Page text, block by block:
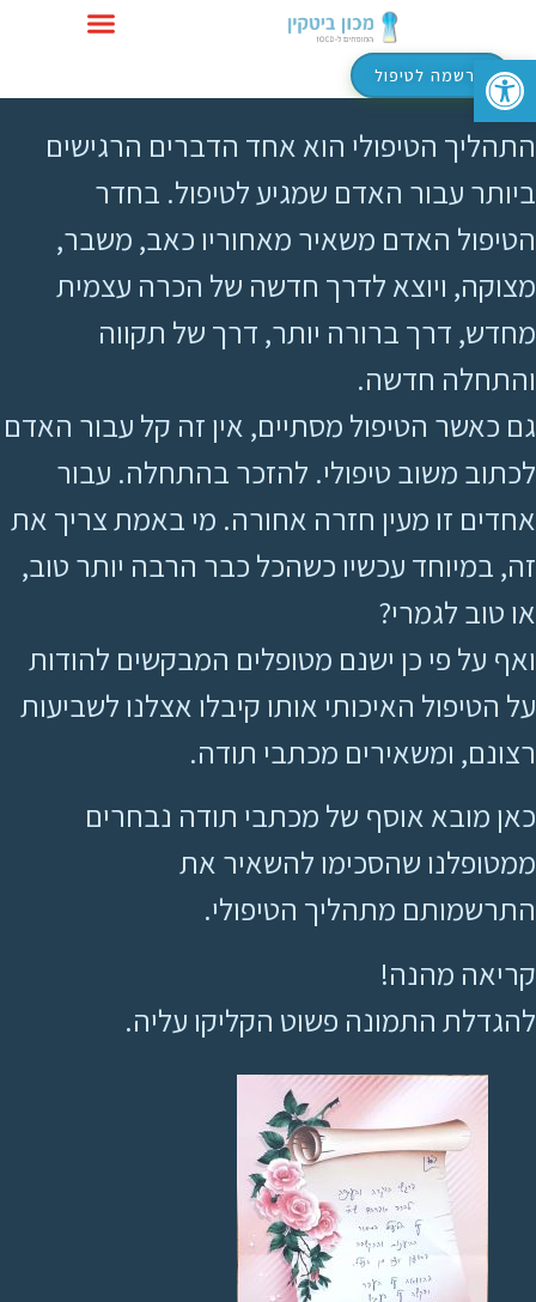
פתח סרגל נגישותהרשמה לטיפול
התהליך הטיפולי הוא אחד הדברים הרגישים
ביותר עבור האדם שמגיע לטיפול. בחדר
הטיפול האדם משאיר מאחוריו כאב, משבר,
מצוקה, ויוצא לדרך חדשה של הכרה עצמית
מחדש, דרך ברורה יותר, דרך של תקווה
והתחלה חדשה.
גם כאשר הטיפול מסתיים, אין זה קל עבור האדם
לכתוב משוב טיפולי. להזכר בהתחלה. עבור
אחדים זו מעין חזרה אחורה. מי באמת צריך את
זה, במיוחד עכשיו כשהכל כבר הרבה יותר טוב,
או טוב לגמרי?
ואף על פי כן ישנם מטופלים המבקשים להודות
על הטיפול האיכותי אותו קיבלו אצלנו לשביעות
רצונם, ומשאירים מכתבי תודה.
כאן מובא אוסף של מכתבי תודה נבחרים
ממטופלנו שהסכימו להשאיר את
התרשמותם מתהליך הטיפולי.
קריאה מהנה!
להגדלת התמונה פשוט הקליקו עליה.